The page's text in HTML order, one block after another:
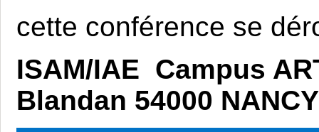
cette conférence se
ISAM/IAE Campus
Blandan 54000 NANCY